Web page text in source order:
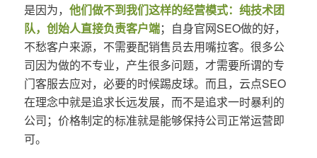
是因为， 他们做不到我们这样的经营模式：纯技术团
队，创始人直接负责客户端；自身官网SEO做的好，
不愁客户来源，不需要配销售员去用嘴拉客。很多公
司因为做的不专业，产生很多问题，才需要所谓的专
门客服去应对，必要的时候踢皮球。而且，云点SEO
在理念中就是追求长远发展，而不是追求一时暴利的
公司；价格制定的标准就是能够保持公司正常运营即
可。